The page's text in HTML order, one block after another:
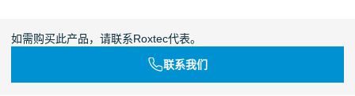
如需购买此产品，请联系Roxtec代表。
联系我们